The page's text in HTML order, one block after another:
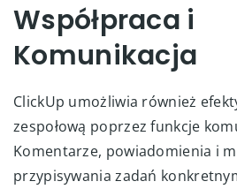
Współpraca i
Komunikacja
ClickUp umożliwia również
zespołową poprzez funkcje
Komentarze, powiadomienia i
przypisywania zadań